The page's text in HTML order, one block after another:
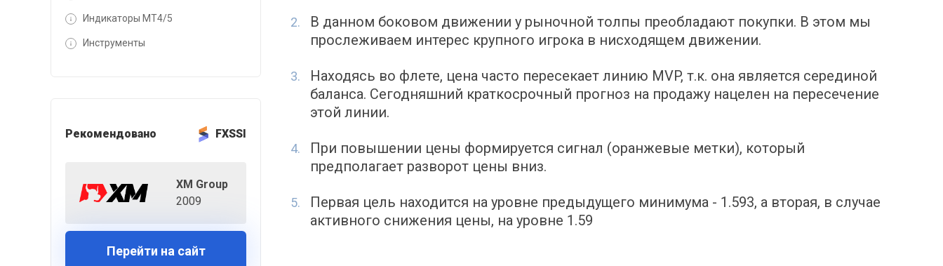
Индикаторы MT4/5
Инструменты
Рекомендовано FXSSI
XM Group
2009
Перейти на сайт
В данном боковом движении у рыночной толпы преобладают покупки. В этом мы
прослеживаем интерес крупного игрока в нисходящем движении.
Находясь во флете, цена часто пересекает линию MVP, т.к. она является серединой
баланса. Сегодняшний краткосрочный прогноз на продажу нацелен на пересечение
этой линии.
При повышении цены формируется сигнал (оранжевые метки), который
предполагает разворот цены вниз.
Первая цель находится на уровне предыдущего минимума - 1.593, а вторая, в случае
активного снижения цены, на уровне 1.59